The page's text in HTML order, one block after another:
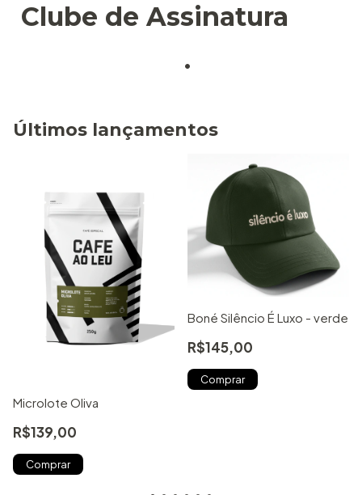
Clube de Assinatura
Últimos lançamentos
Microlote Oliva
R$139,00
Comprar
Boné Silêncio É Luxo - verde
R$145,00